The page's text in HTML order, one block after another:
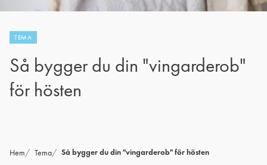
TEMA
Så bygger du din "vingarderob"
för hösten
Hem Tema Så bygger du din "vingarderob" för hösten